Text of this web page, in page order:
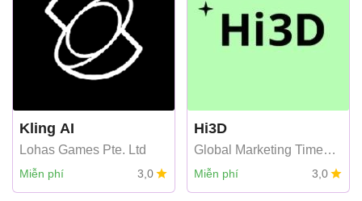
Kling AI
Lohas Games Pte. Ltd
Miễn phí 3,0
Hi3D
Global Marketing Times
Limited
Miễn phí 3,0